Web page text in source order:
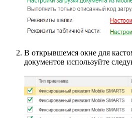
В открывшемся окне для
документов используйте